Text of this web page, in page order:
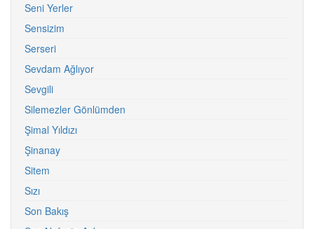
Seni Yerler
Sensizim
Serseri
Sevdam Ağlıyor
Sevgili
Silemezler Gönlümden
Şimal Yıldızı
Şinanay
Sitem
Sızı
Son Bakış